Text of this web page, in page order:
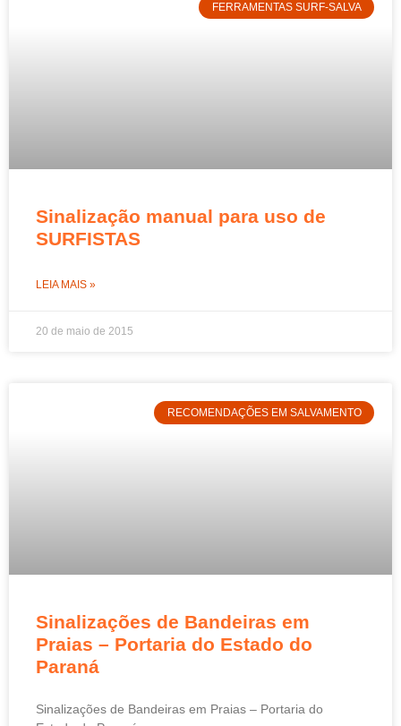
FERRAMENTAS SURF-SALVA
Sinalização manual para uso de
SURFISTAS
LEIA MAIS »
20 de maio de 2015
RECOMENDAÇÕES EM SALVAMENTO
Sinalizações de Bandeiras em
Praias – Portaria do Estado do
Paraná
Sinalizações de Bandeiras em Praias – Portaria do